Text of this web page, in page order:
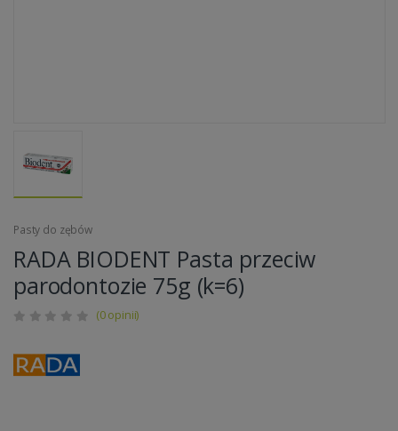
Pasty do zębów
RADA BIODENT Pasta przeciw
parodontozie 75g (k=6)
(0 opinii)